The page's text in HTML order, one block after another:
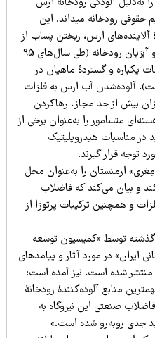
توسط ارمنستان و مشخص‌نبودن رژیم حقوقی رودخانه می‎داند. این
ارس، ریختن پساب از
خاک ارمنستان، ازبین‌رفتن ماهی‌ها و آبزیان رودخانه (طی سال‌های 95
و گستردۀ ماهیان در
آب ارس به فلزات
از حد مجاز، رهاکردن
را به‌عنوان برخی از
هیدروپلیتیک
قرار گیرند.
را به‌عنوان محل
بیان می‌کند که فاضلاب
ترکیبات پرتوزا از
توسط «کمیسیون توسعه
در مورد آثار و پیامدهای
شده است، نیز آمده است:
منابع آلوده‌کنندۀ رودخانۀ
صنعتی این نیروگاه به
روبه‌رو شده است.»